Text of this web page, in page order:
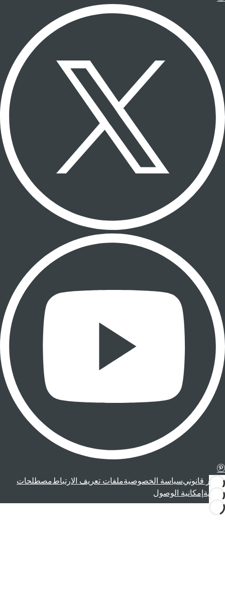
إشعار قانونيسياسة الخصوصيةملفات تعريف الارتباطمصطلحات
قانونية إمكانية الوصول